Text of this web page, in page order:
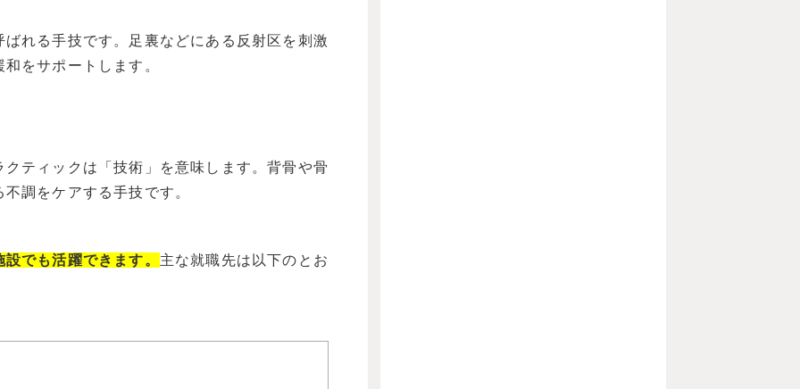
れる手技です。足裏などにある反射区を刺激
をサポートします。
ティックは「技術」を意味します。背骨や骨
調をケアする手技です。
でも活躍できます。 主な就職先は以下のとお